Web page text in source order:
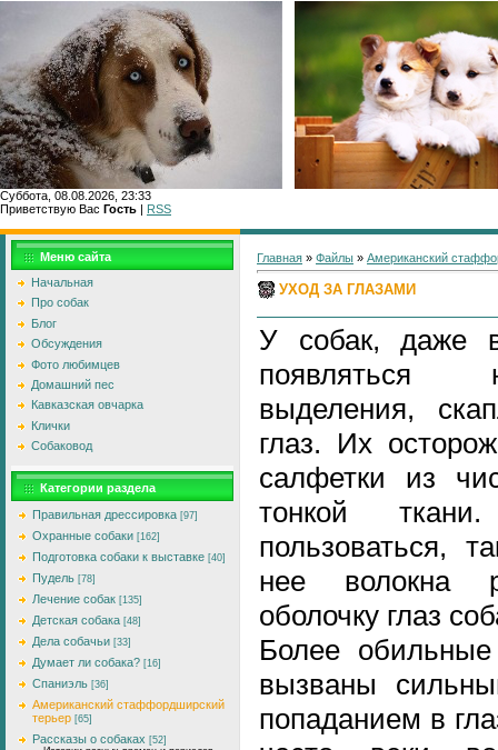
Суббота, 08.08.2026, 23:33
Приветствую Вас Гость | RSS
Меню сайта
Начальная
Про собак
Блог
Обсуждения
Фото любимцев
Домашний пес
Кавказская овчарка
Клички
Собаковод
Категории раздела
Правильная дрессировка [97]
Охранные собаки [162]
Подготовка собаки к выставке [40]
Пудель [78]
Лечение собак [135]
Детская собака [48]
Дела собачьи [33]
Думает ли собака? [16]
Спаниэль [36]
Американский стаффордширский
терьер [65]
Рассказы о собаках [52]
Главная » Файлы » Американский
УХОД ЗА ГЛАЗАМИ
У собак, даже
появляться
выделения,
глаз. Их
салфетки из
тонкой
пользоваться,
нее волокна
оболочку глаз
Более
вызваны
попаданием в